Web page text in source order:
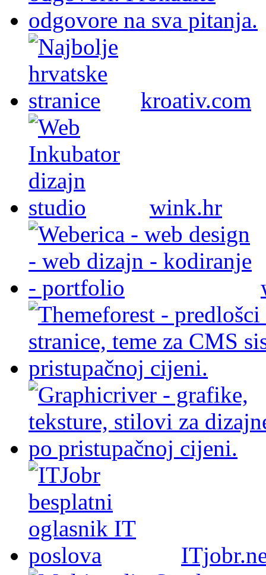
kroativ.com
wink.hr